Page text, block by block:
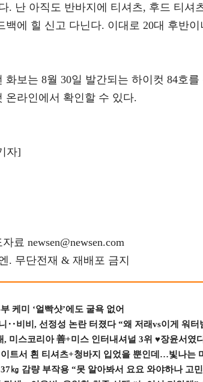
. 난 아직도 반바지에 티셔츠, 후드 티셔
백에 힐 신고 다닌다. 이대로 20대 후반
화보는 8월 30일 발간되는 하이컷 84호
온라인에서 확인할 수 있다.
자]
료 newsen@newsen.com
. 무단전재 & 재배포 금지
케미 ‘얼빡샷’에도 굴욕 없어
‥비비, 선정성 논란 터졌다 “왜 저래vs이게 워터
, 미스코리아 善+미스 인터내셔널 3위 ♥장윤서였
트서 흰 티셔츠+청바지 입었을 뿐인데…빛나는
㎏ 감량 부작용 “못 알아봐서 요요 와야하나 고